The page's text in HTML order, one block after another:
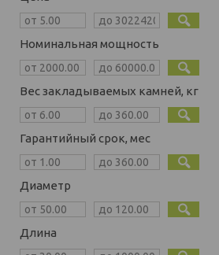
Номинальная мощность
Вес закладываемых камней, кг
Гарантийный срок, мес
Диаметр
Длина